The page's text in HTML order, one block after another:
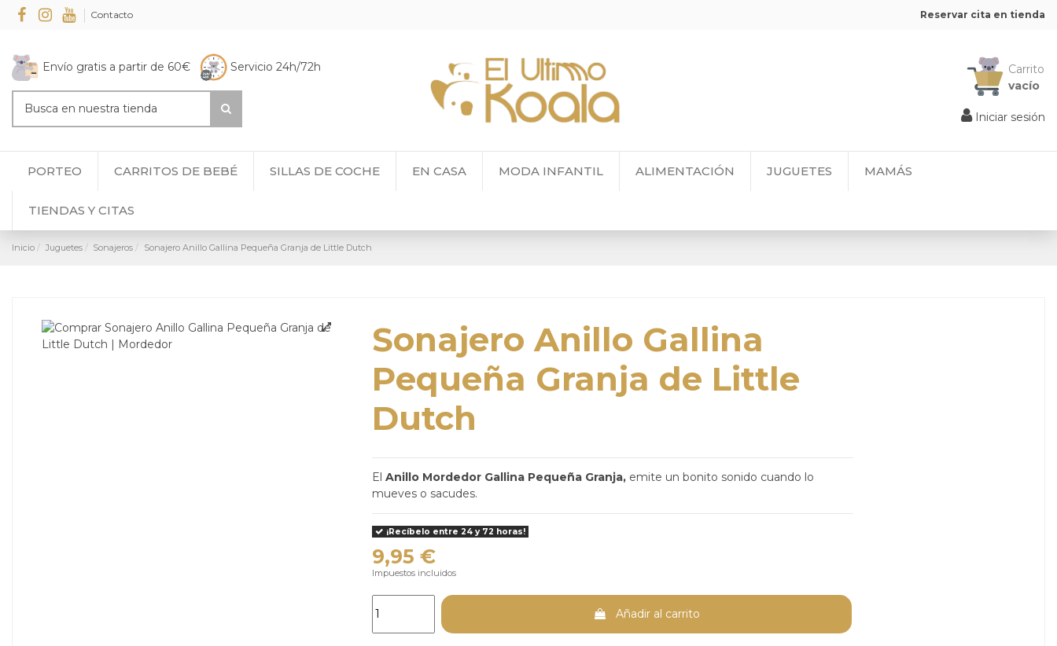
Contacto Reservar cita en tienda
Envío gratis a partir de 60€ Servicio 24h/72h
Carrito
vacío
Iniciar sesión
PORTEO CARRITOS DE BEBÉ SILLAS DE COCHE EN CASA MODA INFANTIL ALIMENTACIÓN JUGUETES MAMÁS
TIENDAS Y CITAS
Inicio Juguetes Sonajeros Sonajero Anillo Gallina Pequeña Granja de Little Dutch
Sonajero Anillo Gallina
Pequeña Granja de Little
Dutch
El Anillo Mordedor Gallina Pequeña Granja, emite un bonito sonido cuando lo
mueves o sacudes.
¡Recíbelo entre 24 y 72 horas!
9,95 €
Impuestos incluidos
Añadir al carrito